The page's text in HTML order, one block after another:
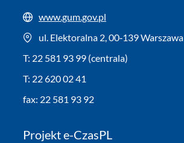
www.gum.gov.pl
ul. Elektoralna 2, 00‑139 Warszawa
T: 22 581 93 99 (centrala)
T: 22 620 02 41
fax: 22 581 93 92
Projekt e-CzasPL